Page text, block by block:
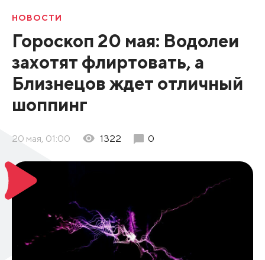
НОВОСТИ
Гороскоп 20 мая: Водолеи
захотят флиртовать, а
Близнецов ждет отличный
шоппинг
20 мая, 01:00 1322 0